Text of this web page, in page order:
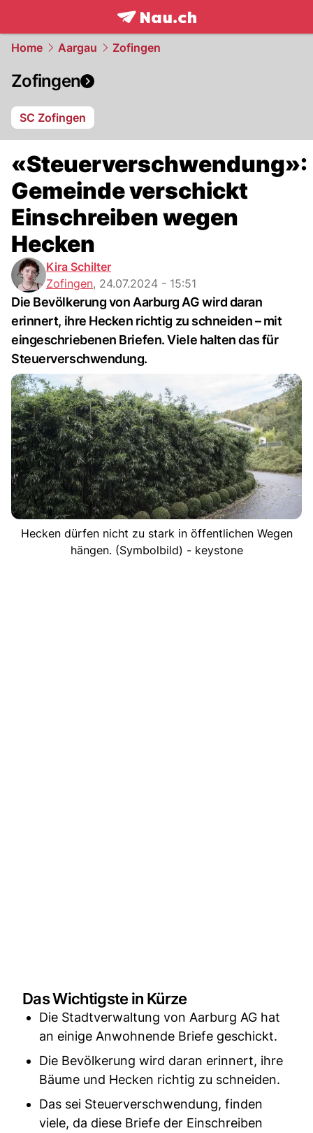
frontpage.NAU.ch
Home Aargau Zofingen
Zofingen
SC Zofingen
«Steuerverschwendung»:
Gemeinde verschickt
Einschreiben wegen
Hecken
Kira Schilter
Zofingen, 24.07.2024 - 15:51
Die Bevölkerung von Aarburg AG wird daran
erinnert, ihre Hecken richtig zu schneiden – mit
eingeschriebenen Briefen. Viele halten das für
Steuerverschwendung.
Hecken dürfen nicht zu stark in öffentlichen Wegen
hängen. (Symbolbild) - keystone
Das Wichtigste in Kürze
Die Stadtverwaltung von Aarburg AG hat
an einige Anwohnende Briefe geschickt.
Die Bevölkerung wird daran erinnert, ihre
Bäume und Hecken richtig zu schneiden.
Das sei Steuerverschwendung, finden
viele, da diese Briefe der Einschreiben